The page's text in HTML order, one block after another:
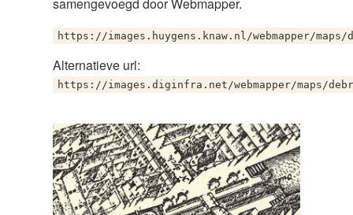
samengevoegd door Webmapper.
https://images.huygens.knaw.nl/webmapper/
Alternatieve url:
https://images.diginfra.net/webmapper/maps/